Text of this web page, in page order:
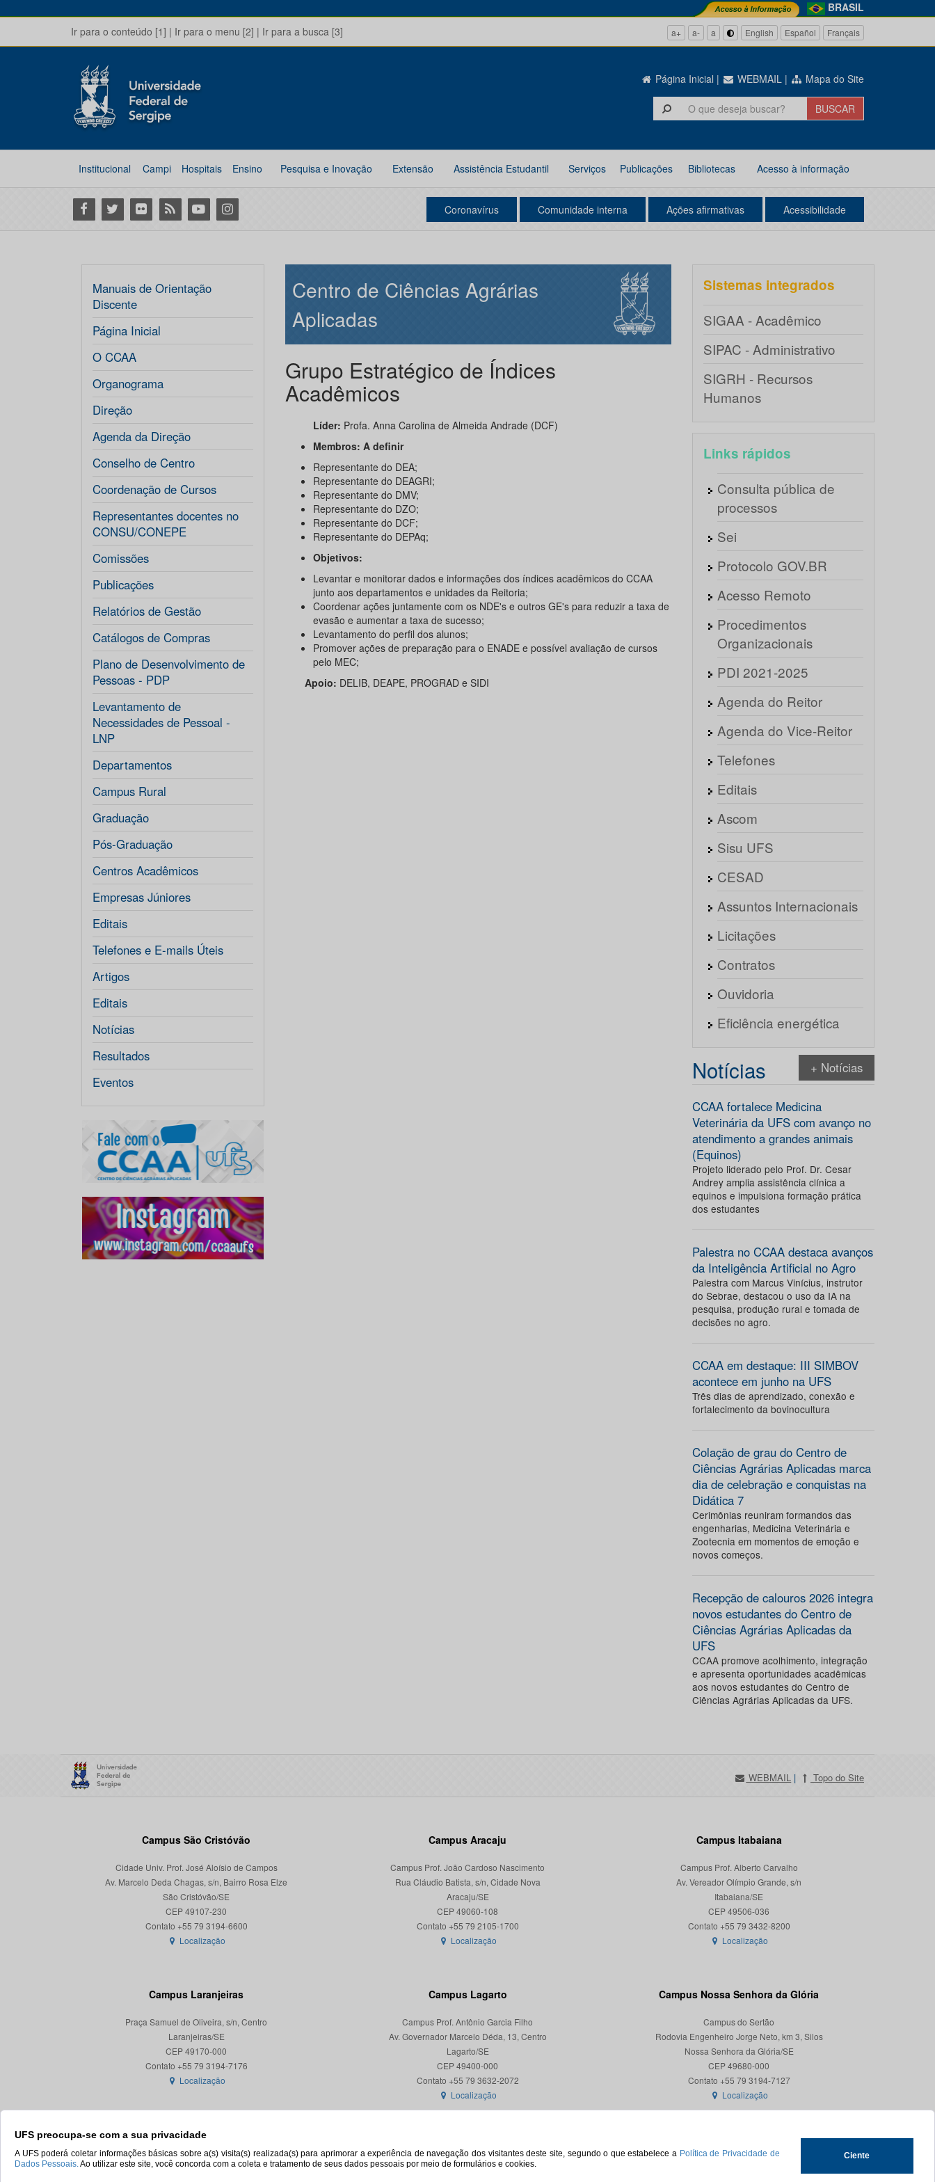
BRASIL
Ir para o conteúdo [1] | Ir para o menu [2] | Ir para a busca [3] a+ a- a English Español Français
Página Inicial | WEBMAIL | Mapa do Site
Institucional Campi Hospitais Ensino Pesquisa e Inovação Extensão Assistência Estudantil Serviços Publicações Bibliotecas Acesso à informação
Facebook
Twitter Flickr RSS YoutubeInstagram Coronavírus Comunidade interna Ações afirmativas Acessibilidade
UFS preocupa-se com a sua privacidade
A UFS poderá coletar informações básicas sobre a(s) visita(s) realizada(s) para aprimorar a experiência de navegação dos visitantes deste site, segundo o que estabelece a Política de Privacidade de
Dados Pessoais.Ao utilizar este site, você concorda com a coleta e tratamento de seus dados pessoais por meio de formulários e cookies.
Ciente
Manuais de Orientação
Discente
Página Inicial
O CCAA
Organograma
Direção
Agenda da Direção
Conselho de Centro
Coordenação de Cursos
Representantes docentes no
CONSU/CONEPE
Comissões
Publicações
Relatórios de Gestão
Catálogos de Compras
Plano de Desenvolvimento de
Pessoas - PDP
Levantamento de
Necessidades de Pessoal -
LNP
Departamentos
Campus Rural
Graduação
Pós-Graduação
Centros Acadêmicos
Empresas Júniores
Editais
Telefones e E-mails Úteis
Artigos
Editais
Notícias
Resultados
Eventos
Centro de Ciências Agrárias
Aplicadas
Grupo Estratégico de Índices
Acadêmicos
Líder: Profa. Anna Carolina de Almeida Andrade (DCF)
Membros: A definir
Representante do DEA;
Representante do DEAGRI;
Representante do DMV;
Representante do DZO;
Representante do DCF;
Representante do DEPAq;
Objetivos:
Levantar e monitorar dados e informações dos índices acadêmicos do CCAA
junto aos departamentos e unidades da Reitoria;
Coordenar ações juntamente com os NDE's e outros GE's para reduzir a taxa de
evasão e aumentar a taxa de sucesso;
Levantamento do perfil dos alunos;
Promover ações de preparação para o ENADE e possível avaliação de cursos
pelo MEC;
Apoio: DELIB, DEAPE, PROGRAD e SIDI
Sistemas integrados
SIGAA - Acadêmico
SIPAC - Administrativo
SIGRH - Recursos
Humanos
Links rápidos
Consulta pública de
processos
Sei
Protocolo GOV.BR
Acesso Remoto
Procedimentos
Organizacionais
PDI 2021-2025
Agenda do Reitor
Agenda do Vice-Reitor
Telefones
Editais
Ascom
Sisu UFS
CESAD
Assuntos Internacionais
Licitações
Contratos
Ouvidoria
Eficiência energética
Notícias + Notícias
CCAA fortalece Medicina
Veterinária da UFS com avanço no
atendimento a grandes animais
(Equinos)
Projeto liderado pelo Prof. Dr. Cesar
Andrey amplia assistência clínica a
equinos e impulsiona formação prática
dos estudantes
Palestra no CCAA destaca avanços
da Inteligência Artificial no Agro
Palestra com Marcus Vinícius, instrutor
do Sebrae, destacou o uso da IA na
pesquisa, produção rural e tomada de
decisões no agro.
CCAA em destaque: III SIMBOV
acontece em junho na UFS
Três dias de aprendizado, conexão e
fortalecimento da bovinocultura
Colação de grau do Centro de
Ciências Agrárias Aplicadas marca
dia de celebração e conquistas na
Didática 7
Cerimônias reuniram formandos das
engenharias, Medicina Veterinária e
Zootecnia em momentos de emoção e
novos começos.
Recepção de calouros 2026 integra
novos estudantes do Centro de
Ciências Agrárias Aplicadas da
UFS
CCAA promove acolhimento, integração
e apresenta oportunidades acadêmicas
aos novos estudantes do Centro de
Ciências Agrárias Aplicadas da UFS.
WEBMAIL | Topo do Site
Campus São Cristóvão
Cidade Univ. Prof. José Aloísio de Campos
Av. Marcelo Deda Chagas, s/n, Bairro Rosa Elze
São Cristóvão/SE
CEP 49107-230
Localização
Campus Aracaju
Campus Prof. João Cardoso Nascimento
Rua Cláudio Batista, s/n, Cidade Nova
Aracaju/SE
CEP 49060-108
Localização
Campus Itabaiana
Campus Prof. Alberto Carvalho
Av. Vereador Olímpio Grande, s/n
Itabaiana/SE
CEP 49506-036
Localização
Campus Laranjeiras
Praça Samuel de Oliveira, s/n, Centro
Laranjeiras/SE
CEP 49170-000
Localização
Campus Lagarto
Campus Prof. Antônio Garcia Filho
Av. Governador Marcelo Déda, 13, Centro
Lagarto/SE
CEP 49400-000
Localização
Campus Nossa Senhora da Glória
Campus do Sertão
Rodovia Engenheiro Jorge Neto, km 3, Silos
Nossa Senhora da Glória/SE
CEP 49680-000
Contato +55 79 3194-7127
Localização
© 2026. Todos os direitos reservados. Universidade Federal de Sergipe.